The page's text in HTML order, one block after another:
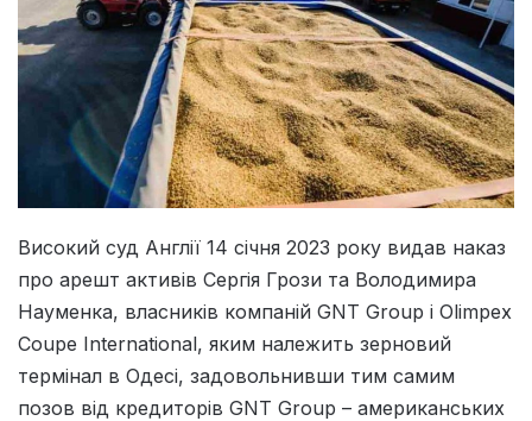
Високий суд Англії 14 січня 2023 року видав наказ
про арешт активів Сергія Грози та Володимира
Науменка, власників компаній GNT Group і Olimpex
Coupe International, яким належить зерновий
термінал в Одесі, задовольнивши тим самим
позов від кредиторів GNT Group – американських